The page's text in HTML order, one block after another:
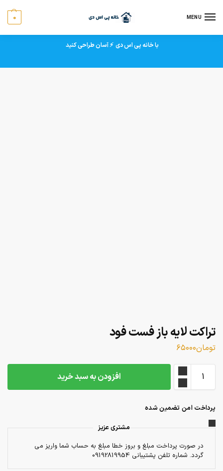
MENU
0
با خانه پی اس دی ⚡ آسان طراحی کنید
تراکت لایه باز فست فود
تومان۶۵۰۰۰
افزودن به سبد خرید
پرداخت امن تضمین شده
مشتری عزیز
در صورت پرداخت مبلغ و بروز خطا مبلغ به حساب شما واریز می
گردد. شماره تلفن پشتیبانی 09192819954